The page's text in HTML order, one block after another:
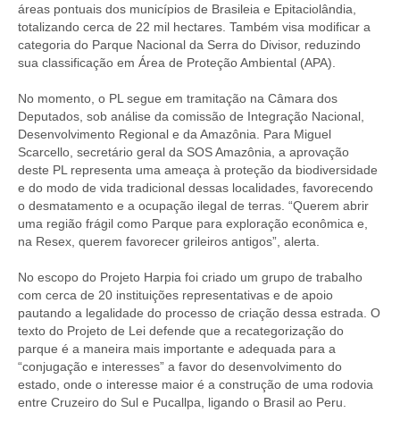
áreas pontuais dos municípios de Brasileia e Epitaciolândia,
totalizando cerca de 22 mil hectares. Também visa modificar a
categoria do Parque Nacional da Serra do Divisor, reduzindo
sua classificação em Área de Proteção Ambiental (APA).
No momento, o PL segue em tramitação na Câmara dos
Deputados, sob análise da comissão de Integração Nacional,
Desenvolvimento Regional e da Amazônia. Para Miguel
Scarcello, secretário geral da SOS Amazônia, a aprovação
deste PL representa uma ameaça à proteção da biodiversidade
e do modo de vida tradicional dessas localidades, favorecendo
o desmatamento e a ocupação ilegal de terras. “Querem abrir
uma região frágil como Parque para exploração econômica e,
na Resex, querem favorecer grileiros antigos”, alerta.
No escopo do Projeto Harpia foi criado um grupo de trabalho
com cerca de 20 instituições representativas e de apoio
pautando a legalidade do processo de criação dessa estrada. O
texto do Projeto de Lei defende que a recategorização do
parque é a maneira mais importante e adequada para a
“conjugação e interesses” a favor do desenvolvimento do
estado, onde o interesse maior é a construção de uma rodovia
entre Cruzeiro do Sul e Pucallpa, ligando o Brasil ao Peru.